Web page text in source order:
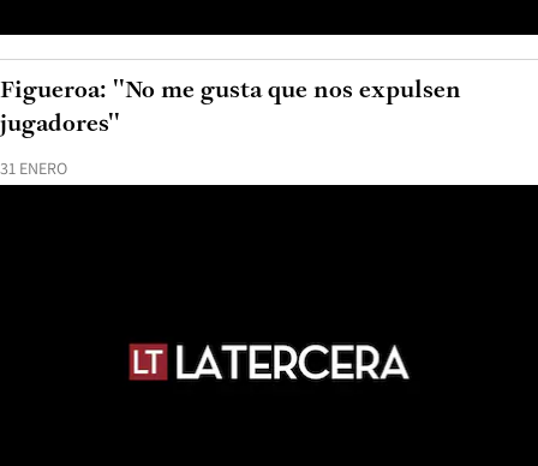
31 ENERO
Figueroa: ''No me gusta que nos expulsen
jugadores''